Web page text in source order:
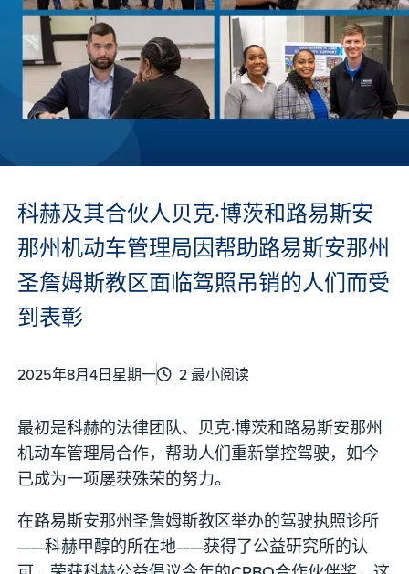
科赫及其合伙人贝克·博茨和路易斯安
那州机动车管理局因帮助路易斯安那州
圣詹姆斯教区面临驾照吊销的人们而受
到表彰
2025年8月4日星期一 2 最小阅读
最初是科赫的法律团队、贝克·博茨和路易斯安那州
机动车管理局合作，帮助人们重新掌控驾驶，如今
已成为一项屡获殊荣的努力。
在路易斯安那州圣詹姆斯教区举办的驾驶执照诊所
——科赫甲醇的所在地——获得了公益研究所的认